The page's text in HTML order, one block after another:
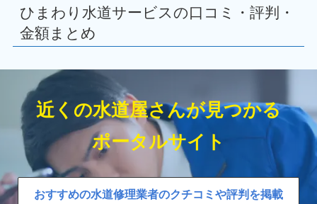
ひまわり水道サービスの口コミ・評判・
金額まとめ
近くの水道屋さんが見つかる
ポータルサイト
おすすめの水道修理業者のクチコミや評判を掲載